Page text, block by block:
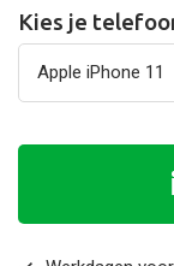
Kies je